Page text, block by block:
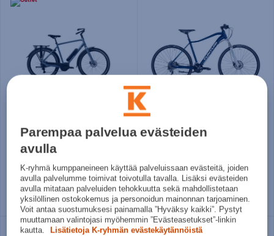
Puro E9 High - polkupyörä
1950€
Norm. hinta:2409€
30pv alin hinta: 1950€
XL
X-cross 28-9 - polkupyörä
Norm. hinta: 949€
30pv alin hinta: 799,90€
38 44 51 57
Parempaa palvelua evästeiden
avulla
K-ryhmä kumppaneineen käyttää palveluissaan evästeitä, joiden
avulla palvelumme toimivat toivotulla tavalla. Lisäksi evästeiden
avulla mitataan palveluiden tehokkuutta sekä mahdollistetaan
yksilöllinen ostokokemus ja personoidun mainonnan tarjoaminen.
Voit antaa suostumuksesi painamalla ”Hyväksy kaikki”. Pystyt
muuttamaan valintojasi myöhemmin ”Evästeasetukset”-linkin
kautta.
Lisätietoja K-ryhmän evästekäytännöistä